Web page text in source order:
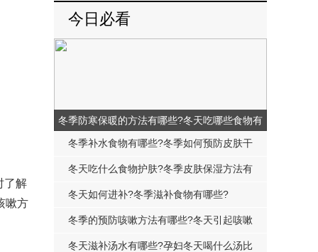
了解
嗽方
今日必看
冬季防寒保暖的方法有哪些?冬天吃哪些食物有
保暖功效?
冬季补水食物有哪些?冬季如何预防皮肤干
燥呢?
冬天吃什么食物护肤?冬季皮肤保湿方法有
哪些?
冬天如何进补?冬季滋补食物有哪些?
冬季的预防咳嗽方法有哪些?冬天引起咳嗽
的原因有哪些?
冬天滋补汤水有哪些?孕妇冬天喝什么汤比